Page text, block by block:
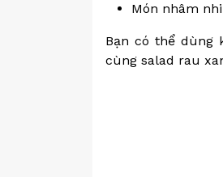
Món nhâm
Bạn có thể dùng
cùng salad rau